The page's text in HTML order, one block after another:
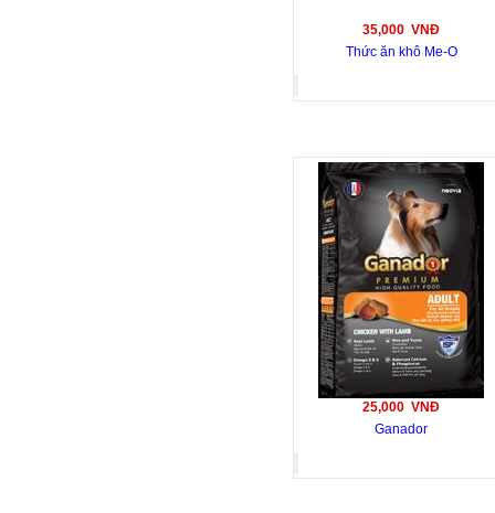
35,000 VNĐ
Thức ăn khô Me-O
25,000 VNĐ
Ganador